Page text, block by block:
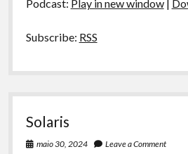
Podcast: Play in new window|
Subscribe: RSS
Solaris
maio 30, 2024 Leave a Comment